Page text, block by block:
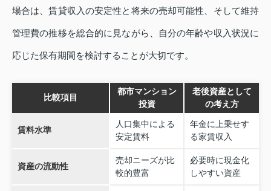
場合は、賃貸収入の安定性と将来の売却可能性、そして維持
管理費の推移を総合的に見ながら、自分の年齢や収入状況に
応じた保有期間を検討することが大切です。
比較項目
都市マンション
投資
老後資産として
の考え方
賃料水準
人口集中による
安定賃料
年金に上乗せす
る家賃収入
資産の流動性
売却ニーズが比
較的豊富
必要時に現金化
しやすい資産